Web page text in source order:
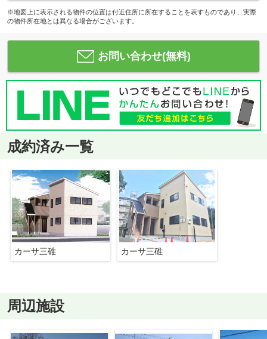
※地図上に表示される物件の位置は付近住所に所在することを表すものであり、実際
の物件所在地とは異なる場合がございます。
お問い合わせ(無料)
成約済み一覧
カーサ三碓 カーサ三碓
周辺施設